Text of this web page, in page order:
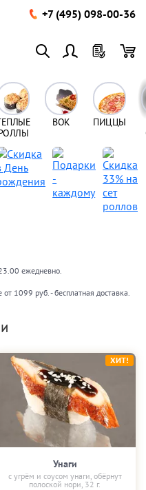
+7 (495) 098-00-36
ВОК ПИЦЦЫ
ежедневно.
1099 руб. - бесплатная доставка.
Унаги
с угрём и соусом унаги, обёрнут
полоской нори, 32 г.
ХИТ!